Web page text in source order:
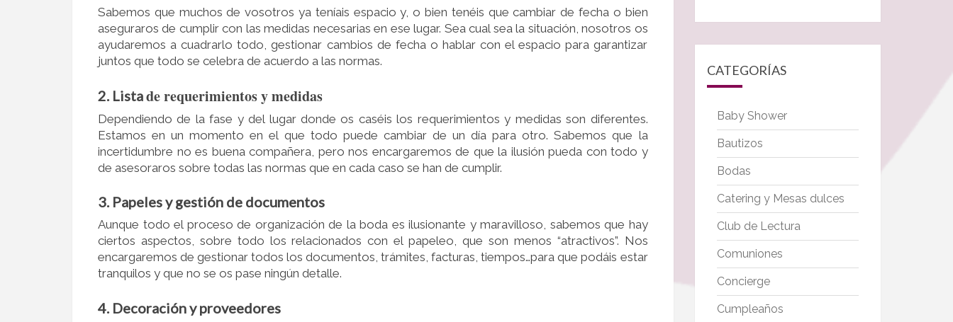
Sabemos que muchos de vosotros ya teníais espacio y, o bien tenéis que cambiar de fecha o bien
aseguraros de cumplir con las medidas necesarias en ese lugar. Sea cual sea la situación, nosotros os
ayudaremos a cuadrarlo todo, gestionar cambios de fecha o hablar con el espacio para garantizar
juntos que todo se celebra de acuerdo a las normas.
2. Listade requerimientos y medidas
Dependiendo de la fase y del lugar donde os caséis los requerimientos y medidas son diferentes.
Estamos en un momento en el que todo puede cambiar de un día para otro. Sabemos que la
incertidumbre no es buena compañera, pero nos encargaremos de que la ilusión pueda con todo y
de asesoraros sobre todas las normas que en cada caso se han de cumplir.
3. Papeles y gestión de documentos
Aunque todo el proceso de organización de la boda es ilusionante y maravilloso, sabemos que hay
ciertos aspectos, sobre todo los relacionados con el papeleo, que son menos “atractivos”. Nos
encargaremos de gestionar todos los documentos, trámites, facturas, tiempos…para que podáis estar
tranquilos y que no se os pase ningún detalle.
4. Decoración y proveedores
CATEGORÍAS
Baby Shower
Bautizos
Bodas
Catering y Mesas dulces
Club de Lectura
Comuniones
Concierge
Cumpleaños